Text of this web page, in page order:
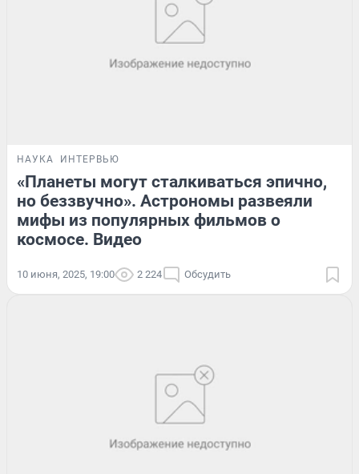
НАУКА ИНТЕРВЬЮ
«Планеты могут сталкиваться эпично,
но беззвучно». Астрономы развеяли
мифы из популярных фильмов о
космосе. Видео
10 июня, 2025, 19:00 2 224 Обсудить